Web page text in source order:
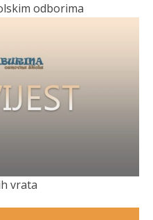
odborima
vrata